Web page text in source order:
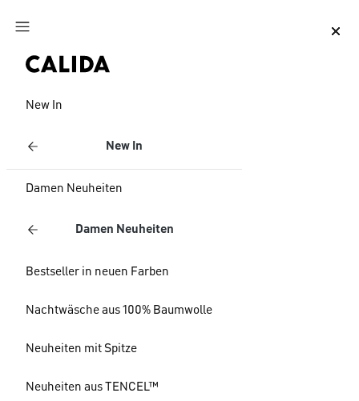
Zum Hauptinhalt springen
New In
New In
Damen Neuheiten
Damen Neuheiten
Bestseller in neuen Farben
Nachtwäsche aus 100% Baumwolle
Neuheiten mit Spitze
Neuheiten aus TENCEL™